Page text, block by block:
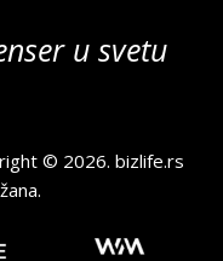
u svetu
© 2026.bizlife.rs